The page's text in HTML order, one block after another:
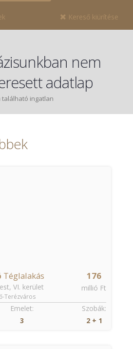
Kereső kiürítése
nem
adatlap
található ingatlan
176
millió Ft
Téglalakás
VI. kerület
Terézváros
Szobák:
2 + 1
Emelet:
3